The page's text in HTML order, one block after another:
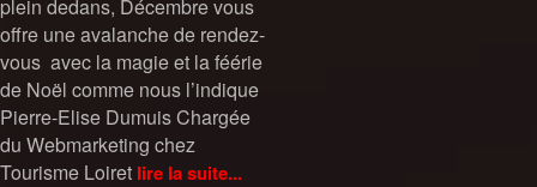
plein dedans, Décembre vous
offre une avalanche de rendez-
vous avec la magie et la féérie
de Noël comme nous l’indique
Pierre-Elise Dumuis Chargée
du Webmarketing chez
Tourisme Loiret lire la suite...